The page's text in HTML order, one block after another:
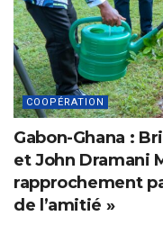
COOPÉRATION
Gabon-Ghana :
et John Dramani
rapprochement
de l’amitié »